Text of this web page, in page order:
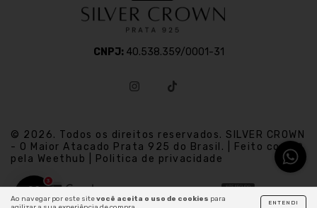
Ao navegar por este sitevocê aceita o uso de cookies para
ENTENDI
CNPJ: 40.538.359/0001-31
© 2026. Todos os direitos reservados. SILVER CROWN
- O Maior Atacado Prata 925 do Brasil. | Feito com
pela Weethub | Politica de privacidade
3